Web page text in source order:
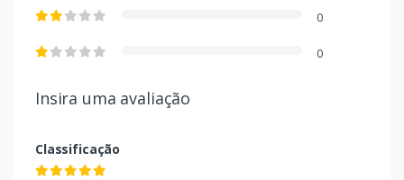
0
0
Insira uma avaliação
Classificação